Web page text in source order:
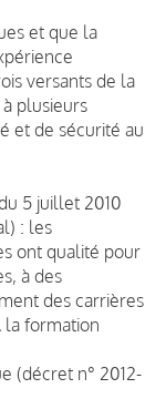
et que la
versants de la
plusieurs
et de sécurité au
5 juillet 2010
: les
ont qualité pour
à des
des carrières
la formation
(décret n° 2012-